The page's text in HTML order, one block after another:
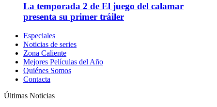
La temporada 2 de El juego del calamar
presenta su primer tráiler
Especiales
Noticias de series
Zona Caliente
Mejores Películas del Año
Quiénes Somos
Contacta
Últimas Noticias